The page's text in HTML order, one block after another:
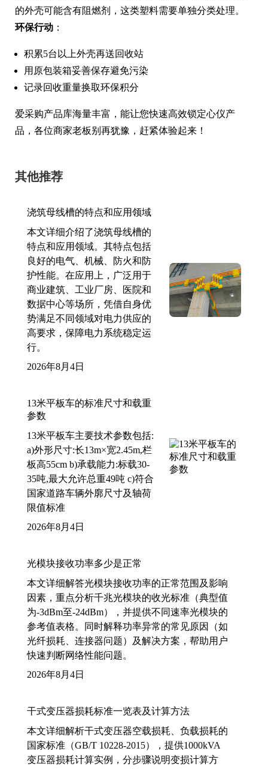
的外壳可能含有阻燃剂，这类塑料需要单独分类处理。
环保行动 ：
积累5台以上外壳再送回收站
用原包装箱妥善保存避免污染
记录回收重量换取环保积分
爱采购产品库海量丰富，能让您快速高效锁定心仪产
品，各位商家老板别再犹豫，赶紧体验起来！
其他推荐
浇筑母线槽的特点和应用领域
本文详细介绍了浇筑母线槽的
特点和应用领域。其特点包括
良好的电气、机械、防火和防
护性能。在应用上，广泛用于
商业建筑、工业厂房、医院和
数据中心等场所，凭借自身优
势满足不同领域对电力供应的
高要求，保障电力系统稳定运
行。
2026年8月4日
13米平板车的标准尺寸和载重
参数
13米平板车主要技术参数包括:
a)外形尺寸:长13m×宽2.45m,栏
板高55cm b)承载能力:标载30-
35吨,最大允许总重49吨 c)符合
国家道路车辆外廓尺寸及轴荷
限值标准
2026年8月4日
光模块接收功率多少是正常
本文详细解答光模块接收功率的正常范围及影响
因素，重点分析千兆光模块的收光标准（典型值
为-3dBm至-24dBm），并提供不同速率光模块的
参考值表格。同时解释功率异常的常见原因（如
光纤损耗、连接器问题）及解决方案，帮助用户
快速判断网络性能问题。
2026年8月4日
干式变压器损耗标准一览表及计算方法
本文详细解析干式变压器空载损耗、负载损耗的
国家标准（GB/T 10228-2015），提供1000kVA
变压器损耗计算实例，分步骤说明变损计算方